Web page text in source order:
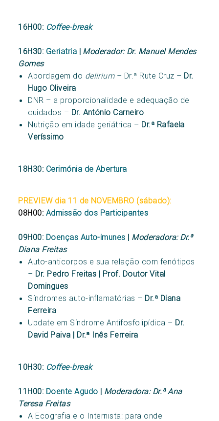
16H00: Coffee-break
16H30: Geriatria | Moderador: Dr. Manuel Mendes
Gomes
Abordagem do delirium– Dr.ª Rute Cruz – Dr.
Hugo Oliveira
DNR – a proporcionalidade e adequação de
cuidados – Dr. António Carneiro
Nutrição em idade geriátrica – Dr.ª Rafaela
Veríssimo
18H30: Cerimónia de Abertura
PREVIEW dia 11 de NOVEMBRO (sábado):
08H00: Admissão dos Participantes
09H00: Doenças Auto-imunes | Moderadora: Dr.ª
Diana Freitas
Auto-anticorpos e sua relação com fenótipos
– Dr. Pedro Freitas | Prof. Doutor Vital
Domingues
Síndromes auto-inflamatórias – Dr.ª Diana
Ferreira
Update em Síndrome Antifosfolipídica – Dr.
David Paiva | Dr.ª Inês Ferreira
10H30: Coffee-break
11H00: Doente Agudo | Moderadora: Dr.ª Ana
Teresa Freitas
A Ecografia e o Internista: para onde